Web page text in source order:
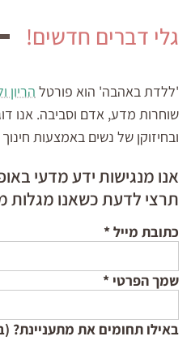
גלי דברים חדשים!
'ללדת באהבה' הוא פורטל הריון
שוחרות מדע, אדם וסביבה. אנו
ובחיזוקן של נשים באמצעות
אנו מנגישות ידע מדעי
תרצי לדעת כשאנו מגלות
כתובת מייל*
שמך הפרטי *
באילו תחומים את מתעניינת?